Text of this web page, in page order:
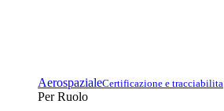
AerospazialeCertificazione e tracciabilita
Per Ruolo